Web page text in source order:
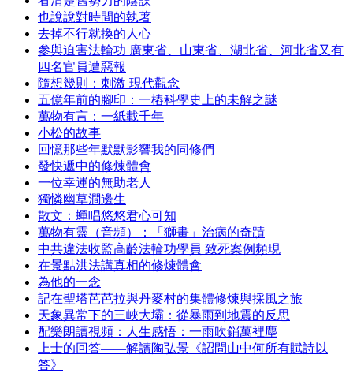
也說說對時間的執著
去掉不行就換的人心
參與迫害法輪功 廣東省、山東省、湖北省、河北省又有
四名官員遭惡報
隨想幾則：刺激 現代觀念
五億年前的腳印：一樁科學史上的未解之謎
萬物有言：一紙載千年
小松的故事
回憶那些年默默影響我的同修們
發快遞中的修煉體會
一位幸運的無助老人
獨憐幽草澗邊生
散文：蟬唱悠悠君心可知
萬物有靈（音頻）：「獅畫」治病的奇蹟
中共違法收監高齡法輪功學員 致死案例頻現
在景點洪法講真相的修煉體會
為他的一念
記在聖塔芭芭拉與丹麥村的集體修煉與採風之旅
天象異常下的三峽大壩：從暴雨到地震的反思
配樂朗讀視頻：人生感悟：一雨吹銷萬裡塵
上士的回答——解讀陶弘景《詔問山中何所有賦詩以
答》